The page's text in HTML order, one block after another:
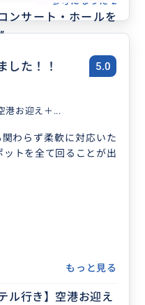
ンサート・ホールを
”
した！！ 5.0
港お迎え＋...
わらず柔軟に対応いた
トを全て回ることが出
もっと見る
ル行き】空港お迎え